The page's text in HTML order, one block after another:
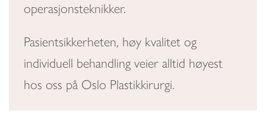
operasjonsteknikker.
Pasientsikkerheten, høy kvalitet og
individuell behandling veier alltid høyest
hos oss på Oslo Plastikkirurgi.